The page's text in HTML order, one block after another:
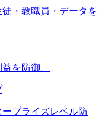
・教職員・データを
を防御。
プライズレベル防